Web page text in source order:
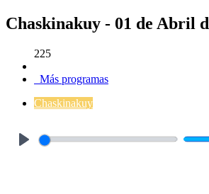
Chaskinakuy - 01 de Abril
225
Más programas
Chaskinakuy